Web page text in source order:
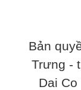
Bản
Trưng -
Dai